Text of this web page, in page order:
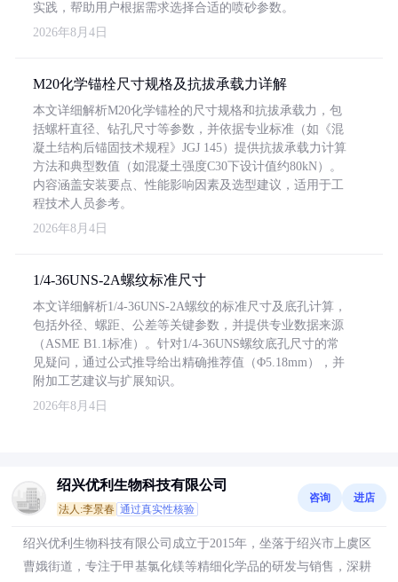
实践，帮助用户根据需求选择合适的喷砂参数。
2026年8月4日
M20化学锚栓尺寸规格及抗拔承载力详解
本文详细解析M20化学锚栓的尺寸规格和抗拔承载力，包
括螺杆直径、钻孔尺寸等参数，并依据专业标准（如《混
凝土结构后锚固技术规程》JGJ 145）提供抗拔承载力计算
方法和典型数值（如混凝土强度C30下设计值约80kN）。
内容涵盖安装要点、性能影响因素及选型建议，适用于工
程技术人员参考。
2026年8月4日
1/4-36UNS-2A螺纹标准尺寸
本文详细解析1/4-36UNS-2A螺纹的标准尺寸及底孔计算，
包括外径、螺距、公差等关键参数，并提供专业数据来源
（ASME B1.1标准）。针对1/4-36UNS螺纹底孔尺寸的常
见疑问，通过公式推导给出精确推荐值（Φ5.18mm），并
附加工艺建议与扩展知识。
2026年8月4日
绍兴优利生物科技有限公司
法人:李景春 通过真实性核验
咨询 进店
绍兴优利生物科技有限公司成立于2015年，坐落于绍兴市上虞区
曹娥街道，专注于甲基氯化镁等精细化学品的研发与销售，深耕